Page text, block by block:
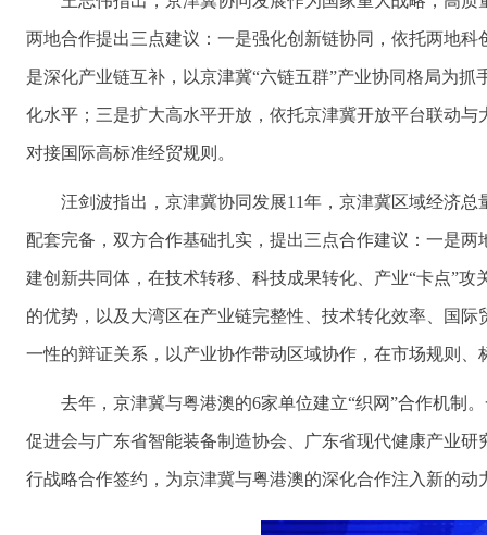
两地合作提出三点建议：一是强化创新链协同，依托两地
是深化产业链互补，以京津冀“六链五群”产业协同格局为
化水平；三是扩大高水平开放，依托京津冀开放平台联动
对接国际高标准经贸规则。
汪剑波指出，京津冀协同发展11年，京津冀区域经济
配套完备，双方合作基础扎实，提出三点合作建议：一是
建创新共同体，在技术转移、科技成果转化、产业“卡点”
的优势，以及大湾区在产业链完整性、技术转化效率、国
一性的辩证关系，以产业协作带动区域协作，在市场规则
去年，京津冀与粤港澳的6家单位建立“织网”合作机制
促进会与广东省智能装备制造协会、广东省现代健康产业
行战略合作签约，为京津冀与粤港澳的深化合作注入新的动